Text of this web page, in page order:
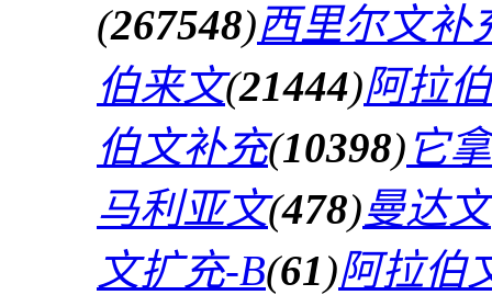
(267548)西里尔文补
伯来文(21444)阿拉
伯文补充(10398) 它
马利亚文(478)曼达文
文扩充-B(61)阿拉伯